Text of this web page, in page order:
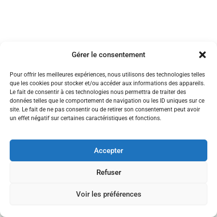
Gérer le consentement
Pour offrir les meilleures expériences, nous utilisons des technologies telles
que les cookies pour stocker et/ou accéder aux informations des appareils.
Le fait de consentir à ces technologies nous permettra de traiter des
données telles que le comportement de navigation ou les ID uniques sur ce
site. Le fait de ne pas consentir ou de retirer son consentement peut avoir
un effet négatif sur certaines caractéristiques et fonctions.
Accepter
Refuser
Voir les préférences
Politique de confidentialité
Mentions légales
CGV